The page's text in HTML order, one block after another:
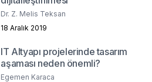
Dr. Z. Melis Teksan
18 Aralık 2019
IT Altyapı projelerinde tasarım
aşaması neden önemli?
Egemen Karaca